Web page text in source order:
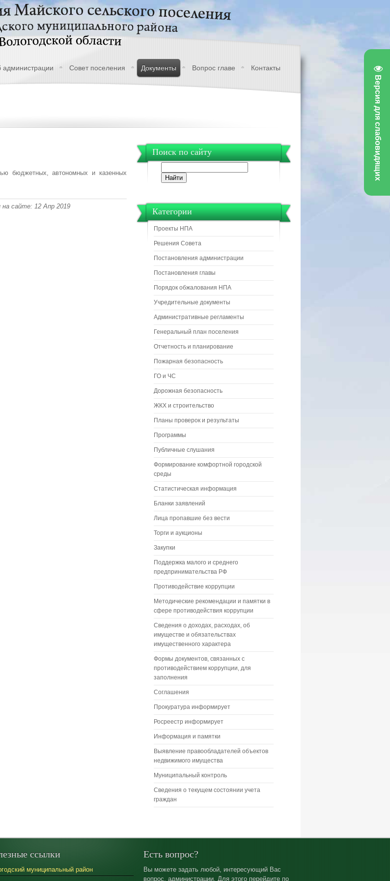
Версия для слабовидящих
администрации Совет поселения Документы Вопрос главе Контакты
бюджетных, автономных и казенных
сайте: 12 Апр 2019
Поиск по сайту
Категории
Проекты НПА
Решения Совета
Постановления администрации
Постановления главы
Порядок обжалования НПА
Учредительные документы
Административные регламенты
Генеральный план поселения
Отчетность и планирование
Пожарная безопасность
ГО и ЧС
Дорожная безопасность
ЖКХ и строительство
Планы проверок и результаты
Программы
Публичные слушания
Формирование комфортной городской
среды
Статистическая информация
Бланки заявлений
Лица пропавшие без вести
Торги и аукционы
Закупки
Поддержка малого и среднего
предпринимательства РФ
Противодействие коррупции
Методические рекомендации и памятки в
сфере противодействия коррупции
Сведения о доходах, расходах, об
имуществе и обязательствах
имущественного характера
Формы документов, связанных с
противодействием коррупции, для
заполнения
Соглашения
Прокуратура информирует
Росреестр информирует
Информация и памятки
Выявление правообладателей объектов
недвижимого имущества
Муниципальный контроль
Сведения о текущем состоянии учета
граждан
ссылки
муниципальный район
Есть вопрос?
Вы можете задать любой, интересующий Вас
вопрос, администрации. Для этого перейдите по